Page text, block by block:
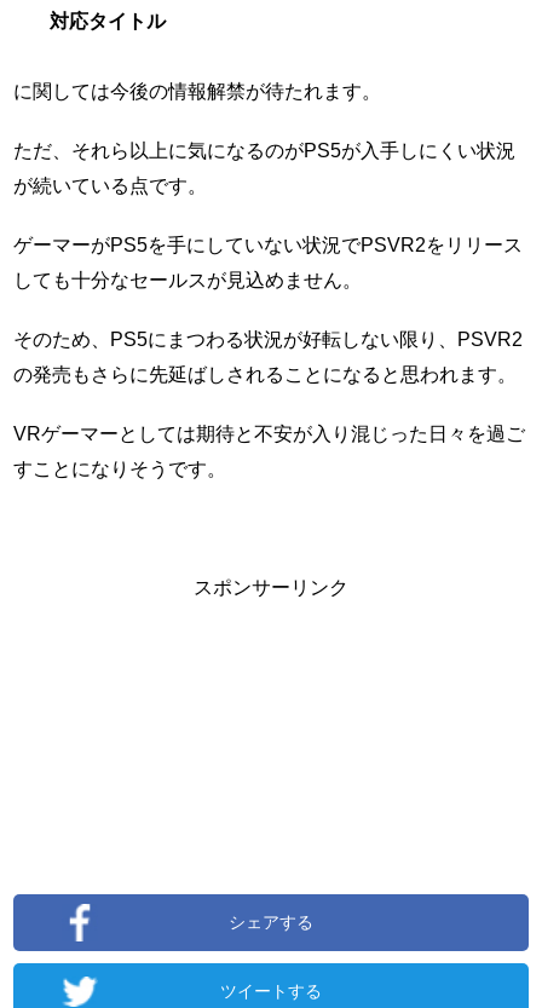
対応タイトル
に関しては今後の情報解禁が待たれます。
ただ、それら以上に気になるのがPS5が入手しにくい状況
が続いている点です。
ゲーマーがPS5を手にしていない状況でPSVR2をリリース
しても十分なセールスが見込めません。
そのため、PS5にまつわる状況が好転しない限り、PSVR2
の発売もさらに先延ばしされることになると思われます。
VRゲーマーとしては期待と不安が入り混じった日々を過ご
すことになりそうです。
スポンサーリンク
シェアする
ツイートする